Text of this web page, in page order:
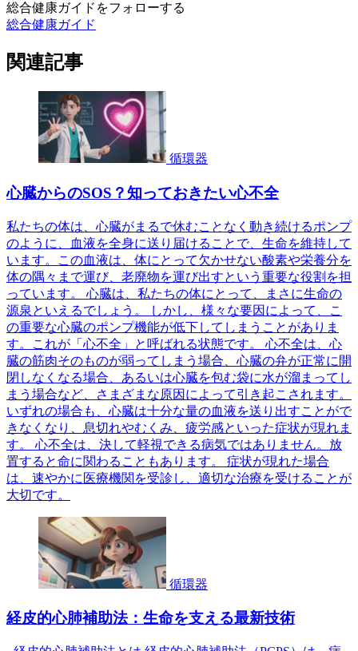
総合健康ガイドをフォローする
総合健康ガイド
関連記事
循環器
心臓からのSOS？知っておきたい心不全
私たちの体は、心臓がまるで休むことなく動き続けるポンプ
のように、血液を全身に送り届けることで、生命を維持して
います。この血液は、体にとって欠かせない酸素や栄養分を
体の隅々まで運び、老廃物を運び出すという重要な役割を担
っています。 心臓は、私たちの体にとって、まさに生命の
源泉といえるでしょう。 しかし、様々な要因によって、こ
の重要な心臓のポンプ機能が低下してしまうことがありま
す。これが「心不全」と呼ばれる状態です。 心不全は、心
臓の筋肉そのものが弱ってしまう場合、心臓の弁が正常に開
閉しなくなる場合、あるいは心臓を包む袋に水が溜まってし
まう場合など、さまざまな原因によって引き起こされます。
いずれの場合も、心臓は十分な量の血液を送り出すことがで
きなくなり、息切れやむくみ、疲労感といった症状が現れま
す。 心不全は、決して軽視できる病気ではありません。放
置すると命に関わることもあります。 症状が現れた場合
は、速やかに医療機関を受診し、適切な治療を受けることが
大切です。
循環器
経皮的心肺補助法：生命を支える最新技術